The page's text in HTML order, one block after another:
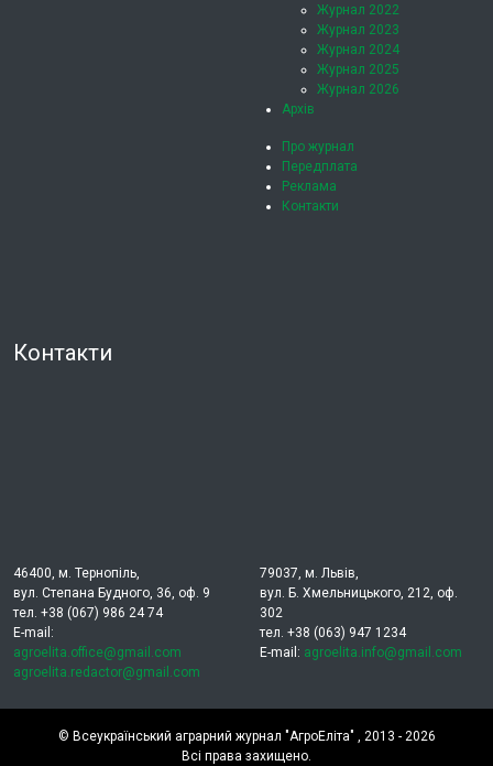
Журнал 2022
Журнал 2023
Журнал 2024
Журнал 2025
Журнал 2026
Архів
Про журнал
Передплата
Реклама
Контакти
Контакти
46400, м. Тернопіль,
вул. Степана Будного, 36, оф. 9
тел. +38 (067) 986 24 74
E-mail:
agroelita.office@gmail.com
agroelita.redactor@gmail.com
79037, м. Львів,
вул. Б. Хмельницького, 212, оф.
302
тел. +38 (063) 947 1234
E-mail: agroelita.info@gmail.com
© Всеукраїнський аграрний журнал "АгроЕліта" , 2013 - 2026
Всі права захищено.